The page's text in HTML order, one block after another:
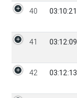
40 03:10:21
41 03:12:09
42 03:12:13